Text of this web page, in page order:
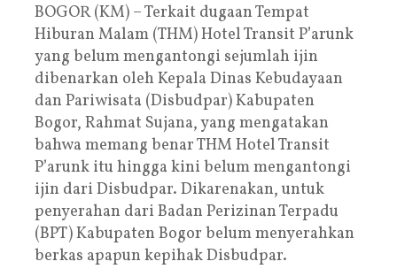
BOGOR (KM) – Terkait dugaan Tempat
Hiburan Malam (THM) Hotel Transit P’arunk
yang belum mengantongi sejumlah ijin
dibenarkan oleh Kepala Dinas Kebudayaan
dan Pariwisata (Disbudpar) Kabupaten
Bogor, Rahmat Sujana, yang mengatakan
bahwa memang benar THM Hotel Transit
P’arunk itu hingga kini belum mengantongi
ijin dari Disbudpar. Dikarenakan, untuk
penyerahan dari Badan Perizinan Terpadu
(BPT) Kabupaten Bogor belum menyerahkan
berkas apapun kepihak Disbudpar.